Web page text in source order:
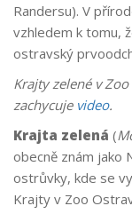
Randersu). V
vzhledem k tomu,
ostravský
Krajty zelené v
zachycuje video.
Krajta zelená (
obecně znám jako
ostrůvky, kde se
Krajty v Zoo